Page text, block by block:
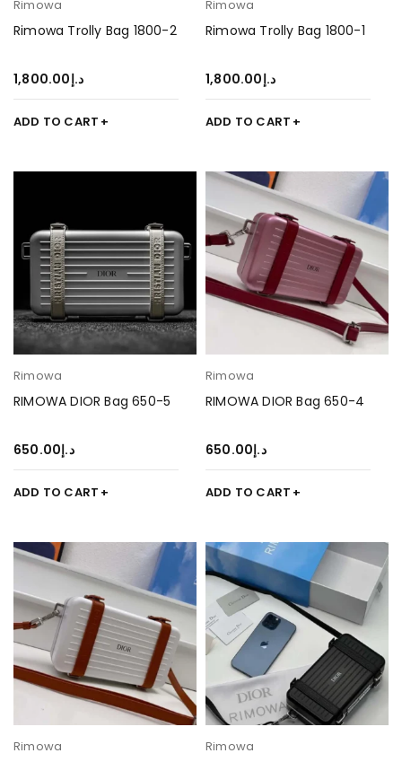
Rimowa
Rimowa Trolly Bag 1800-2
د.إ1,800.00
ADD TO CART
Rimowa
Rimowa Trolly Bag 1800-1
د.إ1,800.00
ADD TO CART
Rimowa
RIMOWA DIOR Bag 650-5
د.إ650.00
ADD TO CART
Rimowa
RIMOWA DIOR Bag 650-4
د.إ650.00
ADD TO CART
Rimowa Rimowa